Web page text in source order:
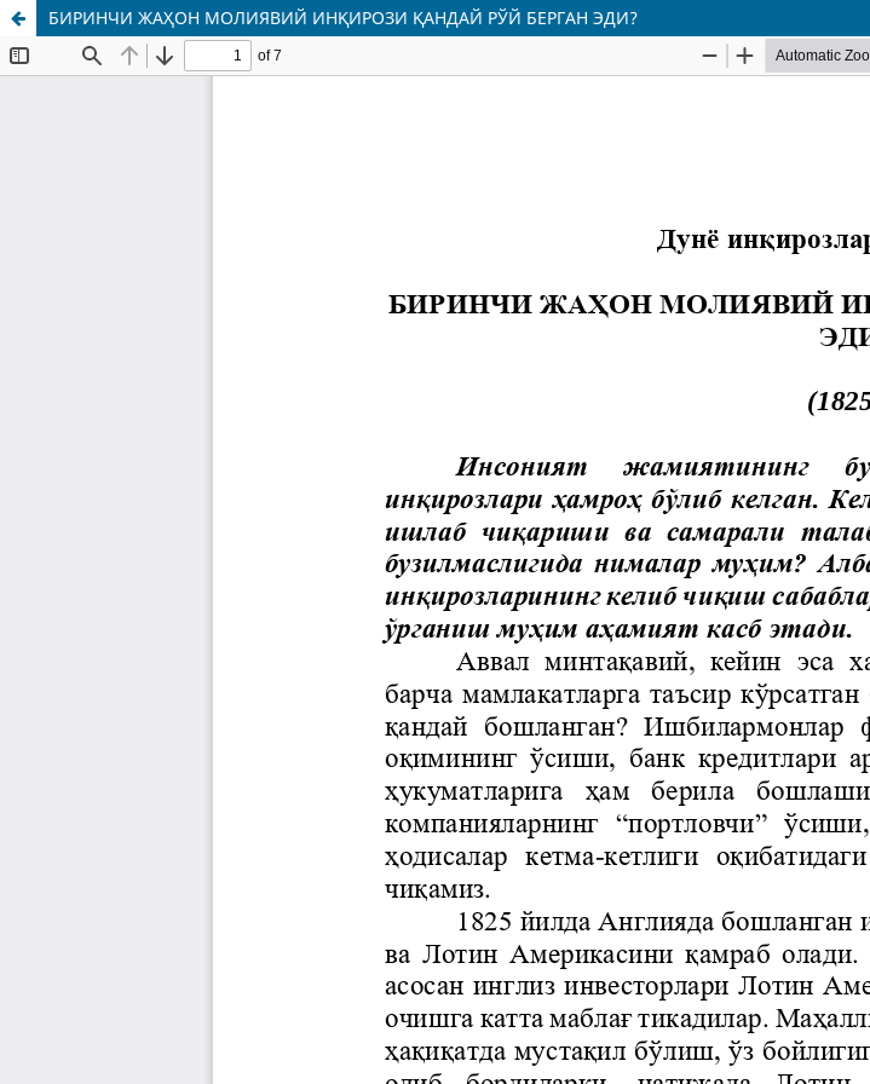
БИРИНЧИ ЖАҲОН МОЛИЯВИЙ ИНҚИРОЗИ ҚАНДАЙ РЎЙ БЕРГАН ЭДИ?